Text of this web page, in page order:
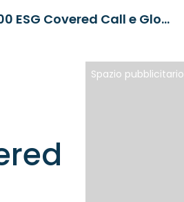
Global X lancia due nuovi ETF: Global X Nasdaq 100 ESG Covered Call e Global X S&P 500 ESG Covered Call
Spazio pubblicitario